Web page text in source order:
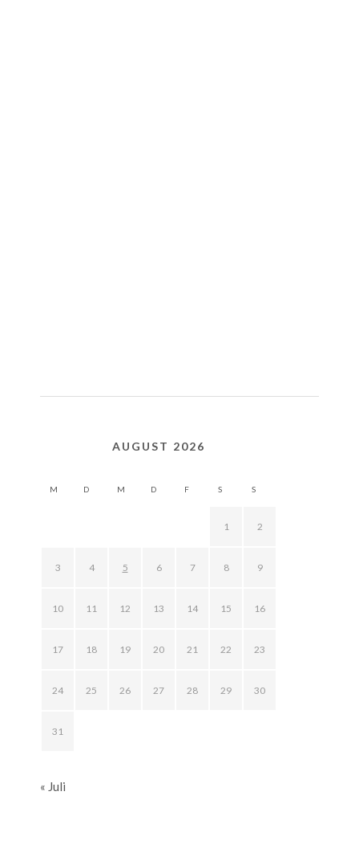
AUGUST 2026
M D M D F S S
1 2
3 4 5 6 7 8 9
10 11 12 13 14 15 16
17 18 19 20 21 22 23
24 25 26 27 28 29 30
31
« Juli